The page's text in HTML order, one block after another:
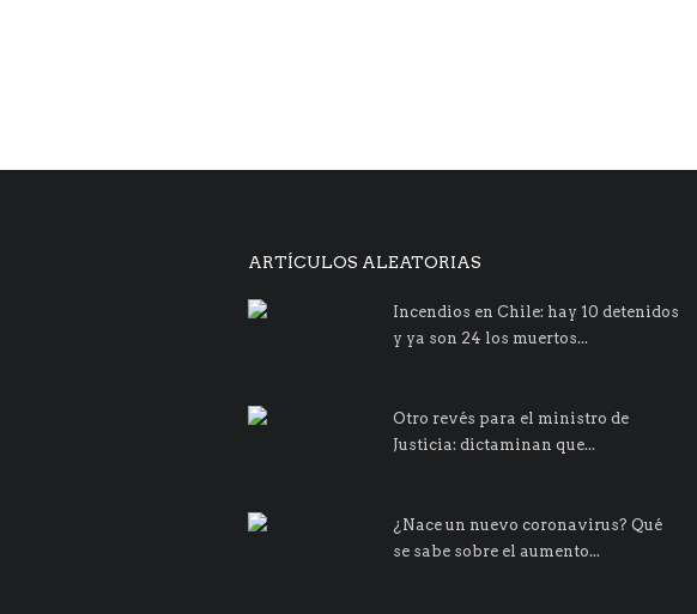
ARTÍCULOS ALEATORIAS
Incendios en Chile: hay 10 detenidos
y ya son 24 los muertos...
Otro revés para el ministro de
Justicia: dictaminan que...
¿Nace un nuevo coronavirus? Qué
se sabe sobre el aumento...